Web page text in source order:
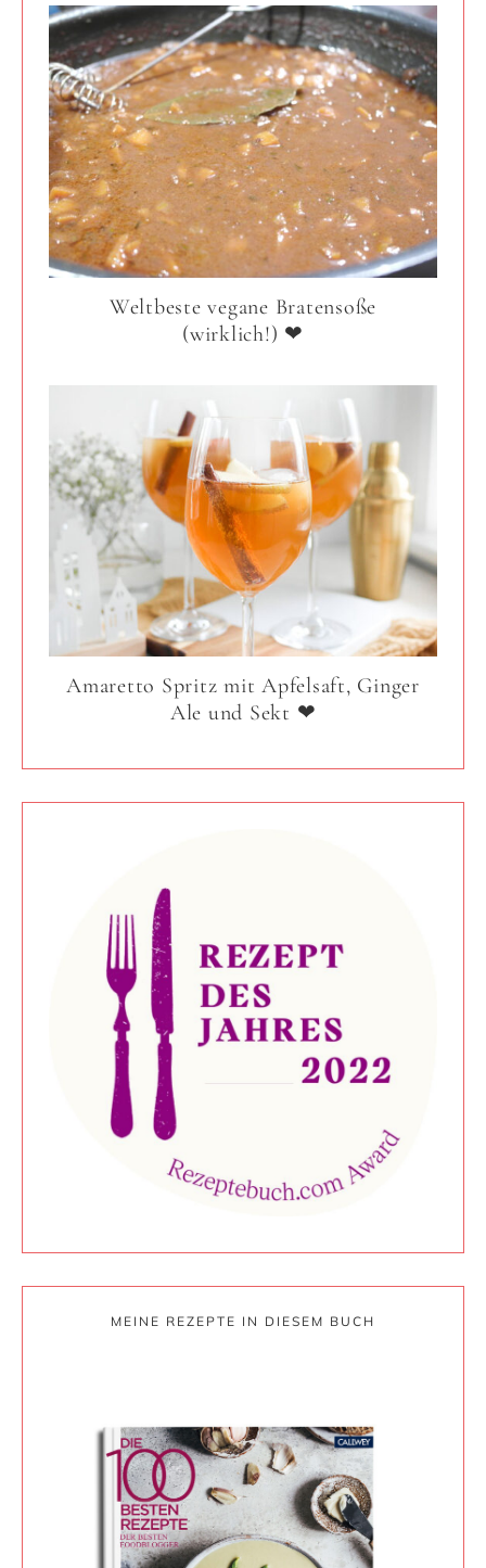
Weltbeste vegane Bratensoße
(wirklich!) ❤
Amaretto Spritz mit Apfelsaft, Ginger
Ale und Sekt ❤
MEINE REZEPTE IN DIESEM BUCH